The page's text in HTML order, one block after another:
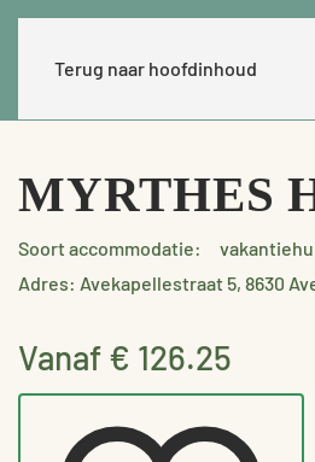
Terug naar hoofdinhoud
MYRTHES
Soort accommodatie:
Adres: Avekapellestraat 5, 8630
Vanaf € 126.25